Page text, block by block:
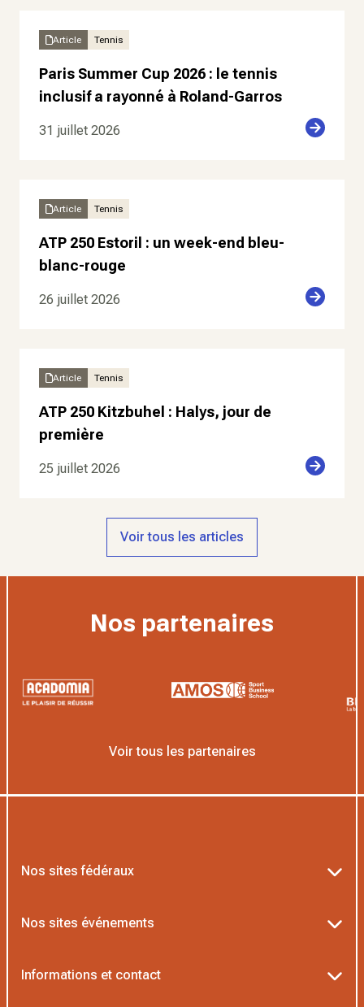
Article Tennis
Paris Summer Cup 2026 : le tennis
inclusif a rayonné à Roland-Garros
31 juillet 2026
Article Tennis
ATP 250 Estoril : un week-end bleu-
blanc-rouge
26 juillet 2026
Article Tennis
ATP 250 Kitzbuhel : Halys, jour de
première
25 juillet 2026
Voir tous les articles
Nos partenaires
Voir tous les partenaires
Nos sites fédéraux
Nos sites événements
Informations et contact